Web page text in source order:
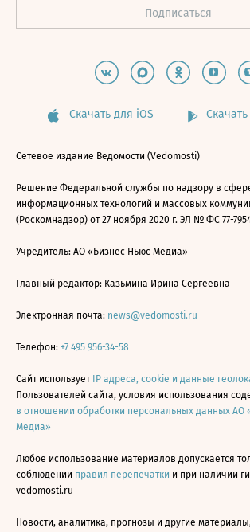
Скачать для iOS
Сетевое издание Ведомости (Vedomosti)
Решение Федеральной службы по надзору в
информационных технологий и массовых
(Роскомнадзор) от 27 ноября 2020 г. ЭЛ № ФС 77-
Учредитель: АО «Бизнес Ньюс Медиа»
Главный редактор: Казьмина Ирина Сергеевна
Электронная почта: news@vedomosti.ru
Телефон: +7 495 956-34-58
Сайт использует IP адреса, cookie и данные
Пользователей сайта, условия использования
в отношении обработки персональных данных АО
Медиа»
Любое использование материалов допускается
соблюдении правил перепечатки и при наличии
vedomosti.ru
Новости, аналитика, прогнозы и другие